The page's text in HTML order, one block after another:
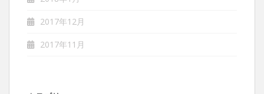
2017年12月
2017年11月